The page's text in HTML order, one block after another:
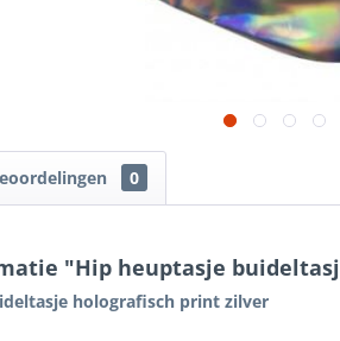
0
"Hip heuptasje
holografisch print zilver